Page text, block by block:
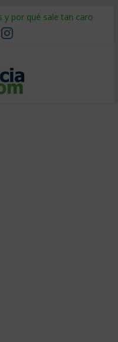
y por qué sale tan caro
después del terremoto
el cambio sin fracasar
qué cambia en el oficio
que todos piensen igual